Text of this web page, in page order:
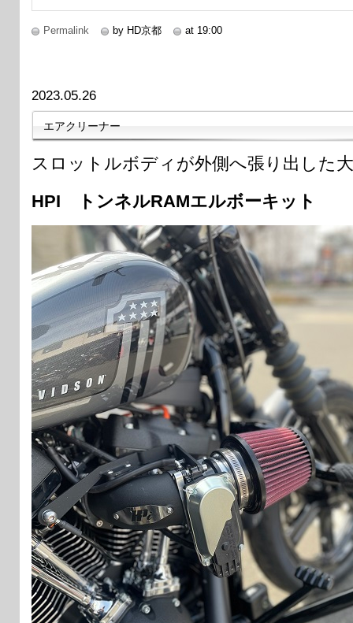
Permalink by HD京都 at 19:00
2023.05.26
エアクリーナー
スロットルボディが外側へ張り出した
HPI トンネルRAMエルボーキット